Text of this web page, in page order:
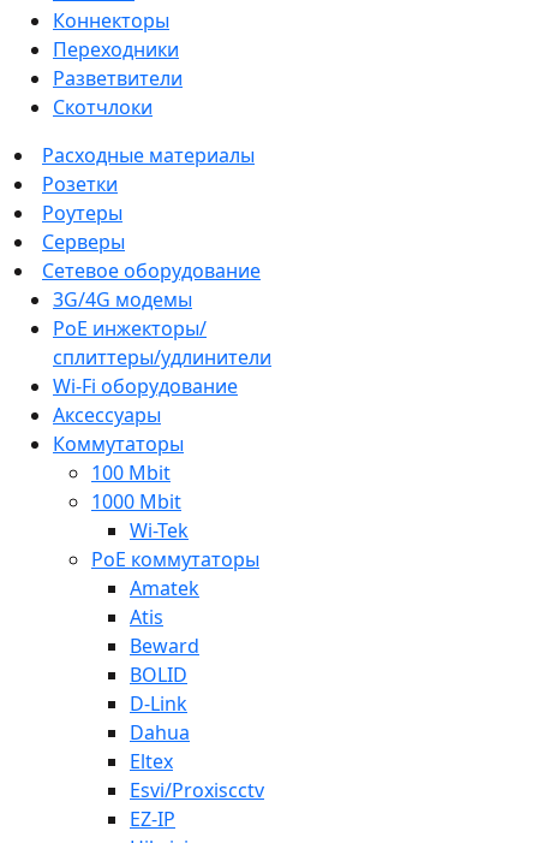
Коннекторы
Переходники
Разветвители
Скотчлоки
Расходные материалы
Розетки
Роутеры
Серверы
Сетевое оборудование
3G/4G модемы
PoE инжекторы/
сплиттеры/удлинители
Wi-Fi оборудование
Аксессуары
Коммутаторы
100 Mbit
1000 Mbit
Wi-Tek
PoE коммутаторы
Amatek
Atis
Beward
BOLID
D-Link
Dahua
Eltex
Esvi/Proxiscctv
EZ-IP